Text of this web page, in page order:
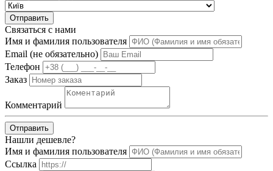
Отправить
Связаться с нами
Имя и фамилия пользователя
Email (не обязательно)
Телефон
Заказ
Комментарий
Отправить
Нашли дешевле?
Имя и фамилия пользователя
Ссылка